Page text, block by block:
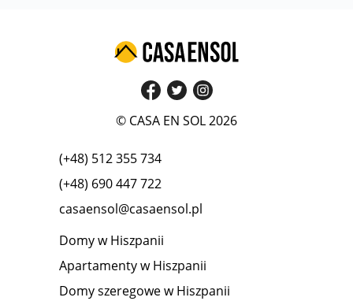
© CASA EN SOL 2026
(+48) 512 355 734
(+48) 690 447 722
casaensol@casaensol.pl
Domy w Hiszpanii
Apartamenty w Hiszpanii
Domy szeregowe w Hiszpanii